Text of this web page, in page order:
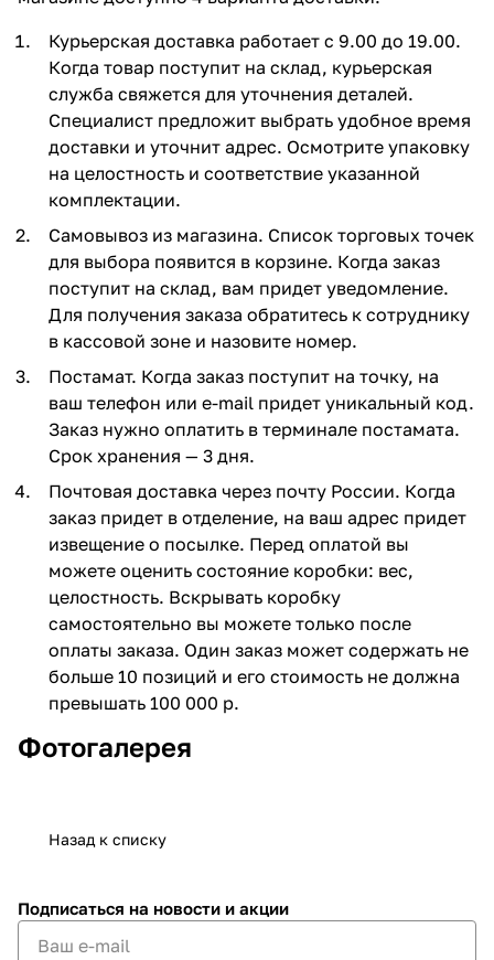
Курьерская доставка работает с 9.00 до 19.00.
Когда товар поступит на склад, курьерская
служба свяжется для уточнения деталей.
Специалист предложит выбрать удобное время
доставки и уточнит адрес. Осмотрите упаковку
на целостность и соответствие указанной
комплектации.
Самовывоз из магазина. Список торговых точек
для выбора появится в корзине. Когда заказ
поступит на склад, вам придет уведомление.
Для получения заказа обратитесь к сотруднику
в кассовой зоне и назовите номер.
Постамат. Когда заказ поступит на точку, на
ваш телефон или e-mail придет уникальный код.
Заказ нужно оплатить в терминале постамата.
Срок хранения — 3 дня.
Почтовая доставка через почту России. Когда
заказ придет в отделение, на ваш адрес придет
извещение о посылке. Перед оплатой вы
можете оценить состояние коробки: вес,
целостность. Вскрывать коробку
самостоятельно вы можете только после
оплаты заказа. Один заказ может содержать не
больше 10 позиций и его стоимость не должна
превышать 100 000 р.
Фотогалерея
Назад к списку
Подписаться на новости и акции